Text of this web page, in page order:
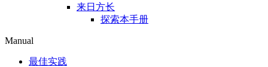
来日方长
探索本手册
Manual
最佳实践